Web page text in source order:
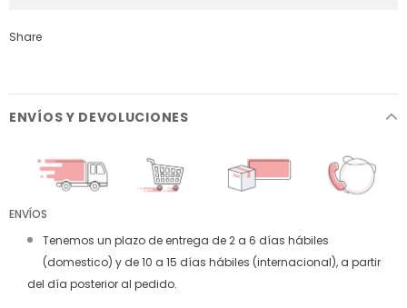
Share
ENVÍOS Y DEVOLUCIONES
ENVÍOS
Tenemos un plazo de entrega de 2 a 6 días hábiles
(domestico) y de 10 a 15 días hábiles (internacional), a partir
del día posterior al pedido.